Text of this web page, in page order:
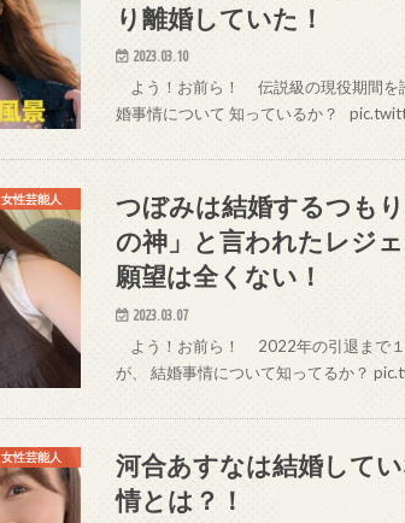
り離婚していた！
2023.03.10
よう！お前ら！ 伝説級の現役期間を
婚事情について 知っているか？
女性芸能人
つぼみは結婚するつも
の神」と言われたレジ
願望は全くない！
2023.03.07
よう！お前ら！ 2022年の引退まで１
が、 結婚事情について知ってるか？
女性芸能人
河合あすなは結婚して
情とは？！